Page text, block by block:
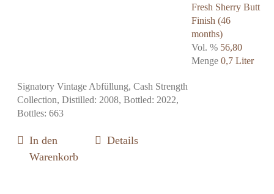
Fresh Sherry Butt
Finish (46
months)
Vol. % 56,80
Menge0,7 Liter
Signatory Vintage Abfüllung, Cash Strength
Collection, Distilled: 2008, Bottled: 2022,
Bottles: 663
In den
Warenkorb
Details